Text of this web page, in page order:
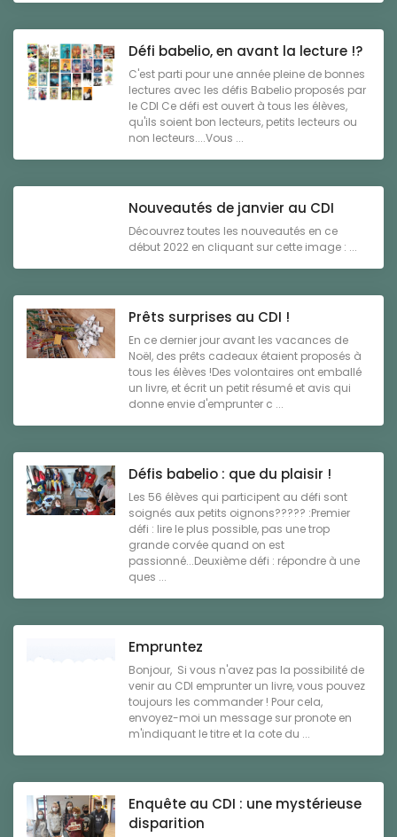
Défi babelio, en avant la lecture !?
C'est parti pour une année pleine de bonnes
lectures avec les défis Babelio proposés par
le CDI Ce défi est ouvert à tous les élèves,
qu'ils soient bon lecteurs, petits lecteurs ou
non lecteurs....Vous ...
Nouveautés de janvier au CDI
Découvrez toutes les nouveautés en ce
début 2022 en cliquant sur cette image : ...
Prêts surprises au CDI !
En ce dernier jour avant les vacances de
Noël, des prêts cadeaux étaient proposés à
tous les élèves !Des volontaires ont emballé
un livre, et écrit un petit résumé et avis qui
donne envie d'emprunter c ...
Défis babelio : que du plaisir !
Les 56 élèves qui participent au défi sont
soignés aux petits oignons????? :Premier
défi : lire le plus possible, pas une trop
grande corvée quand on est
passionné...Deuxième défi : répondre à une
ques ...
Empruntez
Bonjour, Si vous n'avez pas la possibilité de
venir au CDI emprunter un livre, vous pouvez
toujours les commander ! Pour cela,
envoyez-moi un message sur pronote en
m'indiquant le titre et la cote du ...
Enquête au CDI : une mystérieuse
disparition